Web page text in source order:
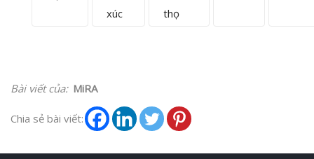
xúc
thọ
Bài viết của: MiRA
Chia sẻ bài viết: